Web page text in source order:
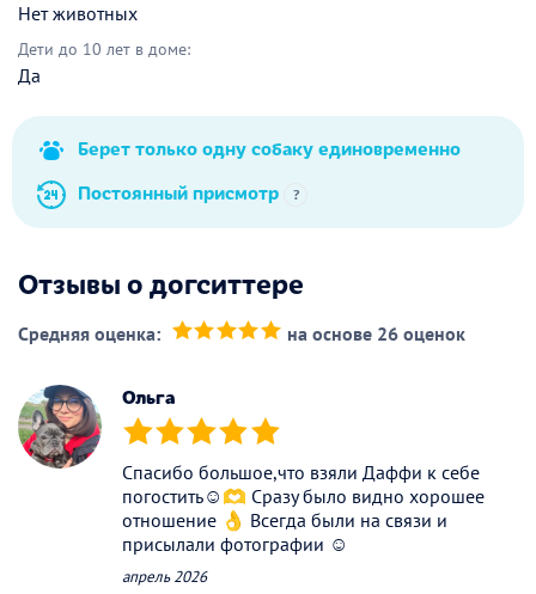
Нет животных
Дети до 10 лет в доме:
Да
Берет только одну собаку единовременно
Постоянный присмотр
?
Отзывы о догситтере
Средняя оценка: на основе 26 оценок
Ольга
(*) (*) (*) (*) (*)
Спасибо большое,что взяли Даффи к себе
погостить☺️🫶 Сразу было видно хорошее
отношение 👌 Всегда были на связи и
присылали фотографии ☺️
апрель 2026